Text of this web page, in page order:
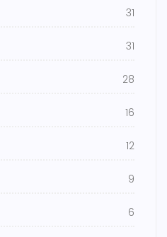
31
31
28
16
12
9
6